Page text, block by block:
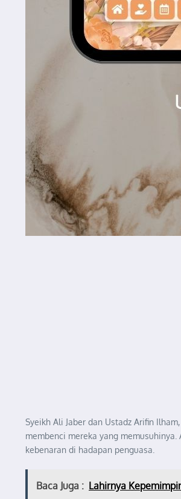
Syeikh Ali Jaber dan Ustadz Arifin
membenci mereka yang
kebenaran di hadapan penguasa.
Baca Juga : Lahirnya